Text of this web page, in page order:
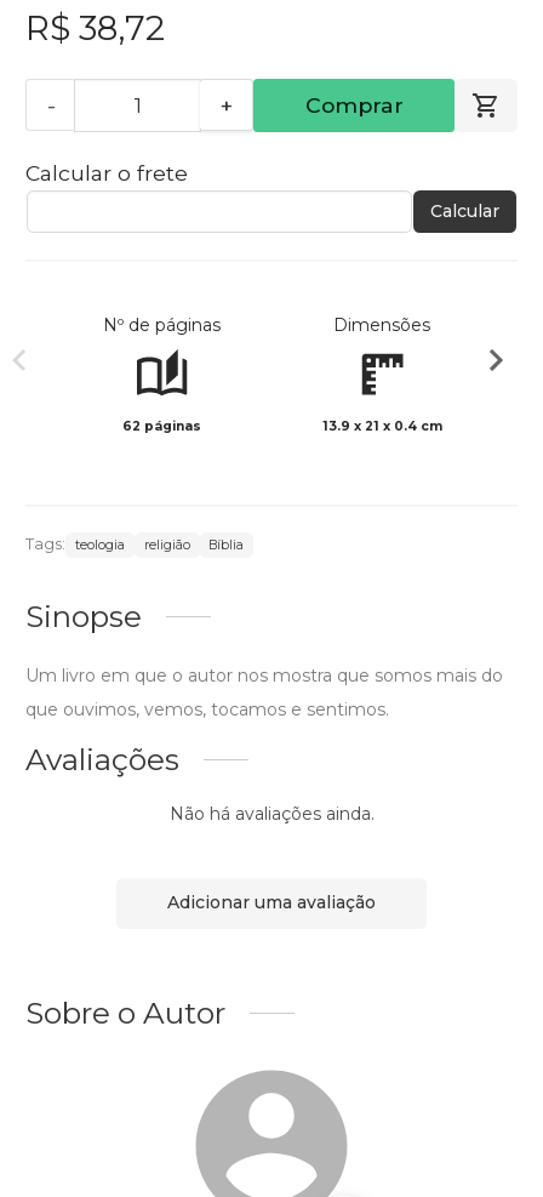
R$ 38,72
- + Comprar
Calcular o frete
Calcular
Nº de páginas
62 páginas
Dimensões
13.9 x 21 x 0.4 cm
Tags: teologia religião Bíblia
Sinopse
Um livro em que o autor nos mostra que somos mais do
que ouvimos, vemos, tocamos e sentimos.
Avaliações
Não há avaliações ainda.
Adicionar uma avaliação
Sobre o Autor